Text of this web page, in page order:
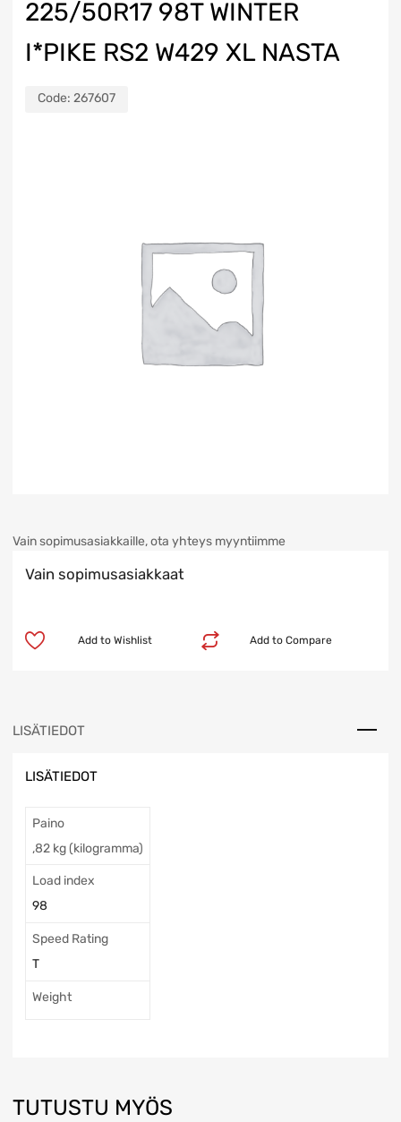
225/50R17 98T WINTER
I*PIKE RS2 W429 XL NASTA
Code: 267607
Vain sopimusasiakkaille, ota yhteys myyntiimme
Vain sopimusasiakkaat
Add to Compare
Add to Wishlist
LISÄTIEDOT
LISÄTIEDOT
Paino
,82 kg (kilogramma)
Load index
98
Speed Rating
T
Weight
TUTUSTU MYÖS